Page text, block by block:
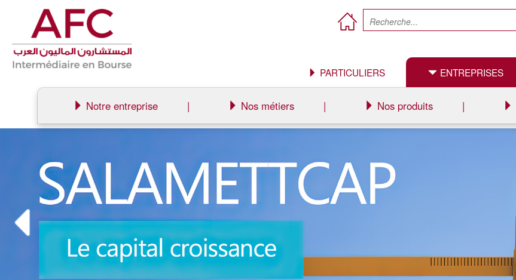
PARTICULIERS ENTREPRISES
Notre entreprise | Nos métiers | Nos produits |